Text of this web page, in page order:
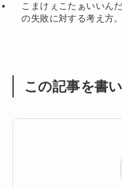
こまけぇこたぁいいん
の失敗に対する考え方。
この記事を書